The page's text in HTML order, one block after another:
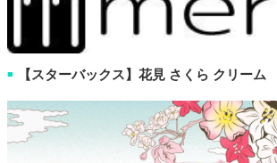
■ 【スターバックス】花見 さくら クリーム